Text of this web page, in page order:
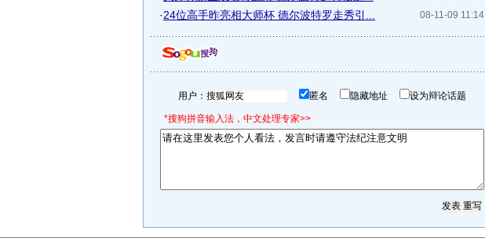
08-11-09 11:14
·24位高手昨亮相大师杯 德尔波特罗走秀引...
用户： 匿名 隐藏地址 设为辩论话题
*搜狗拼音输入法，中文处理专家>>